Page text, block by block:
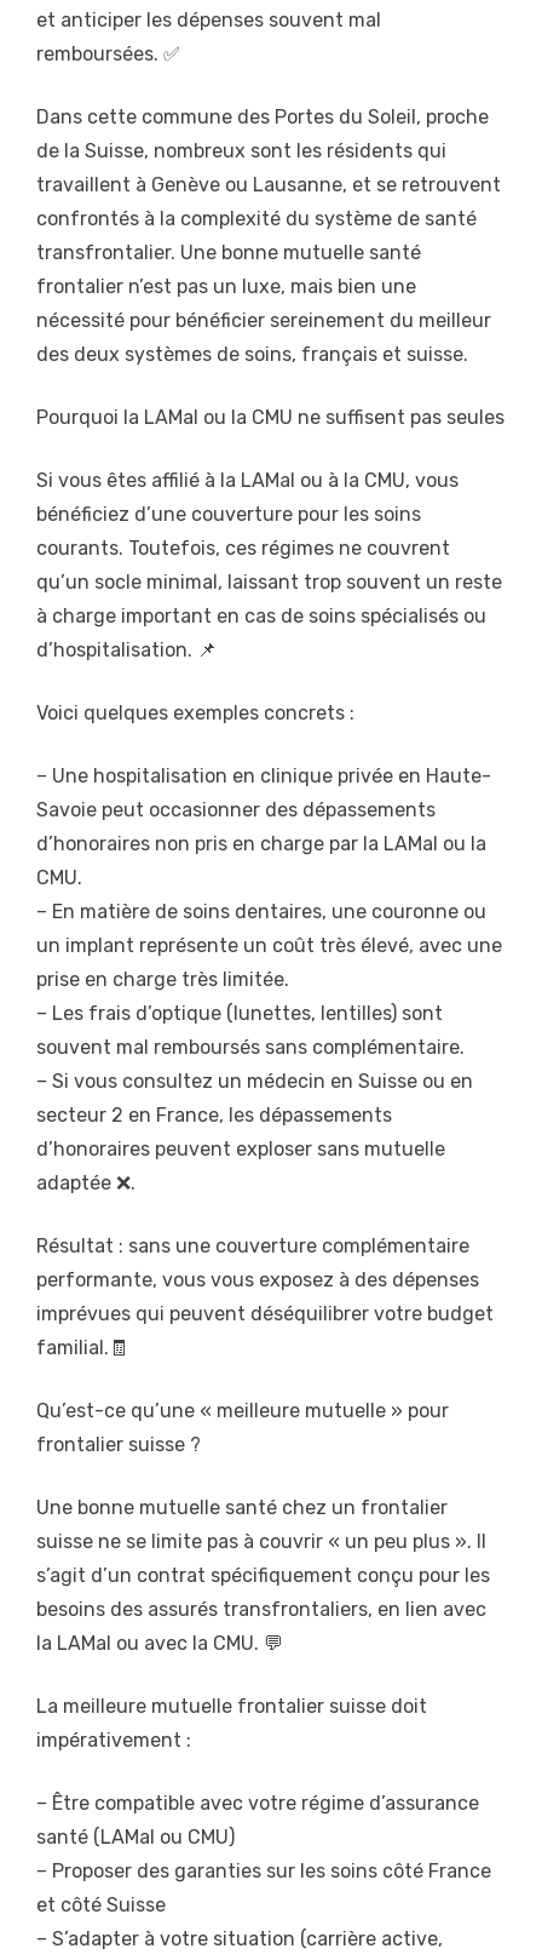
et anticiper les dépenses souvent mal
remboursées. ✅
Dans cette commune des Portes du Soleil, proche
de la Suisse, nombreux sont les résidents qui
travaillent à Genève ou Lausanne, et se retrouvent
confrontés à la complexité du système de santé
transfrontalier. Une bonne mutuelle santé
frontalier n’est pas un luxe, mais bien une
nécessité pour bénéficier sereinement du meilleur
des deux systèmes de soins, français et suisse.
Pourquoi la LAMal ou la CMU ne suffisent pas seules
Si vous êtes affilié à la LAMal ou à la CMU, vous
bénéficiez d’une couverture pour les soins
courants. Toutefois, ces régimes ne couvrent
qu’un socle minimal, laissant trop souvent un reste
à charge important en cas de soins spécialisés ou
d’hospitalisation. 📌
Voici quelques exemples concrets :
– Une hospitalisation en clinique privée en Haute-
Savoie peut occasionner des dépassements
d’honoraires non pris en charge par la LAMal ou la
CMU.
– En matière de soins dentaires, une couronne ou
un implant représente un coût très élevé, avec une
prise en charge très limitée.
– Les frais d’optique (lunettes, lentilles) sont
souvent mal remboursés sans complémentaire.
– Si vous consultez un médecin en Suisse ou en
secteur 2 en France, les dépassements
d’honoraires peuvent exploser sans mutuelle
adaptée ❌.
Résultat : sans une couverture complémentaire
performante, vous vous exposez à des dépenses
imprévues qui peuvent déséquilibrer votre budget
familial.🧾
Qu’est-ce qu’une « meilleure mutuelle » pour
frontalier suisse ?
Une bonne mutuelle santé chez un frontalier
suisse ne se limite pas à couvrir « un peu plus ». Il
s’agit d’un contrat spécifiquement conçu pour les
besoins des assurés transfrontaliers, en lien avec
la LAMal ou avec la CMU. 💬
La meilleure mutuelle frontalier suisse doit
impérativement :
– Être compatible avec votre régime d’assurance
santé (LAMal ou CMU)
– Proposer des garanties sur les soins côté France
et côté Suisse
– S’adapter à votre situation (carrière active,